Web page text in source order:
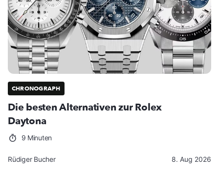
CHRONOGRAPH
Die besten Alternativen zur Rolex
Daytona
9 Minuten
Rüdiger Bucher 8. Aug 2026